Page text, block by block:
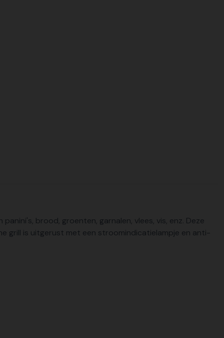
brood, groenten, garnalen, vlees, vis, enz. Deze
grill is uitgerust met een stroomindicatielampje en anti-